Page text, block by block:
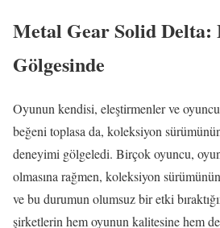
Metal Gear Solid Delta:
Gölgesinde
Oyunun kendisi, eleştirmenler ve
beğeni toplasa da, koleksiyon sürümünün
deneyimi gölgeledi. Birçok oyuncu,
olmasına rağmen, koleksiyon sürümünün
ve bu durumun olumsuz bir etki
şirketlerin hem oyunun kalitesine hem